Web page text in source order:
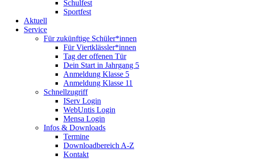
Schulfest
Sportfest
Aktuell
Service
Für zukünftige Schüler*innen
Für Viertklässler*innen
Tag der offenen Tür
Dein Start in Jahrgang 5
Anmeldung Klasse 5
Anmeldung Klasse 11
Schnellzugriff
IServ Login
WebUntis Login
Mensa Login
Infos & Downloads
Termine
Downloadbereich A-Z
Kontakt